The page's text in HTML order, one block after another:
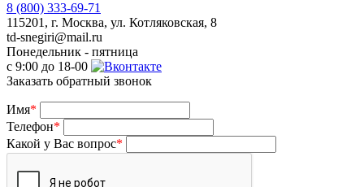
8 (800) 333-69-71
115201, г. Москва, ул. Котляковская, 8
td-snegiri@mail.ru
Понедельник - пятница
с 9:00 до 18-00
Заказать обратный звонок
Имя*
Телефон*
Какой у Вас вопрос*